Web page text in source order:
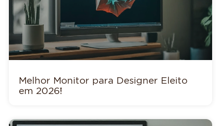
Melhor Monitor para Designer Eleito
em 2026!